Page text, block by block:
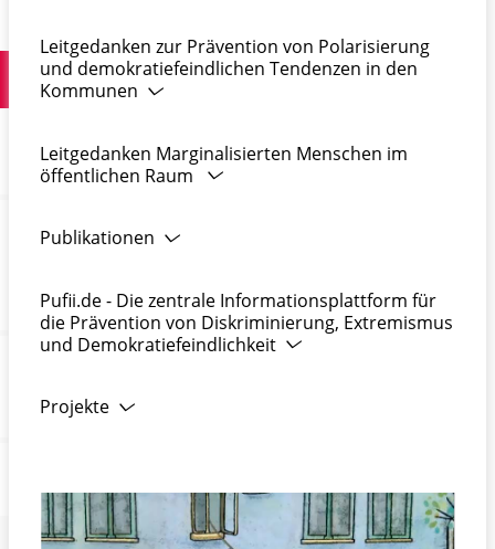
Leitgedanken zur Prävention von Polarisierung
und demokratiefeindlichen Tendenzen in den
Kommunen
Leitgedanken Marginalisierten Menschen im
öffentlichen Raum
Publikationen
Pufii.de - Die zentrale Informationsplattform für
die Prävention von Diskriminierung, Extremismus
und Demokratiefeindlichkeit
Projekte
INDEED - Evidence-based Model for Evaluation of
Radicalization Prevention